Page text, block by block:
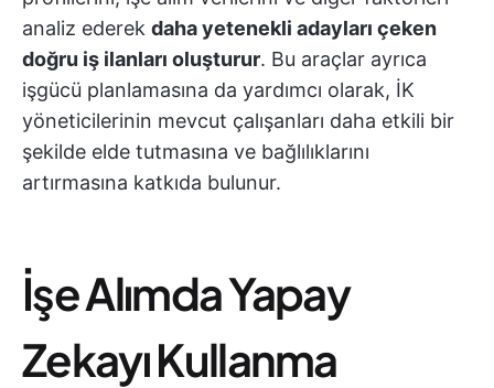
analiz ederek daha yetenekli adayları çeken
doğru iş ilanları oluşturur. Bu araçlar ayrıca
işgücü planlamasına da yardımcı olarak, İK
yöneticilerinin mevcut çalışanları daha etkili bir
şekilde elde tutmasına ve bağlılıklarını
artırmasına katkıda bulunur.
İşe Alımda Yapay
Zekayı Kullanma